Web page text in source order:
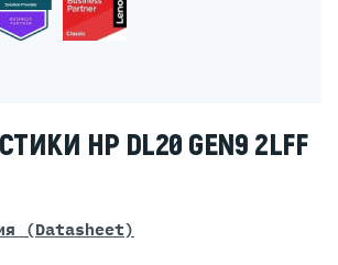
HP DL20 GEN9 2LFF
(Datasheet)